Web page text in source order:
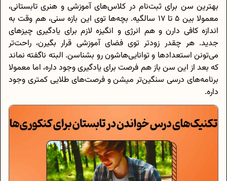
بهترین سن برای ثبت‌نام در کلاس‌های آموزشی و هنری تابستانی،
معمولا بین ۵ تا ۱۷ سالگیه. بچه‌ها توی این بازه سنی، هم وقت به
اندازه کافی دارن و هم انرژی و انگیزه لازم برای یادگیری چیزهای
جدید. هر چقدر زودتر توی فضای آموزشی قرار بگیرن، راحت‌تر
می‌تونن استعدادها و توانایی‌هاشون رو بشناسن. البته ناگفته نماند
که بعد از این سن باز هم فرصت برای یادگیری وجود داره، اما معمولا
برنامه‌های درسی سنگین‌تر میشن و فرصت‌های طلایی کمتری وجود
داره.